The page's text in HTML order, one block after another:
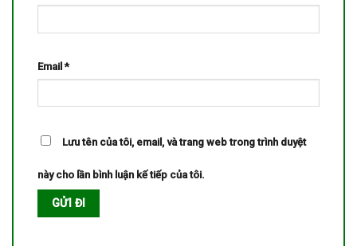
Email*
Lưu tên của tôi, email, và trang web trong trình duyệt
này cho lần bình luận kế tiếp của tôi.